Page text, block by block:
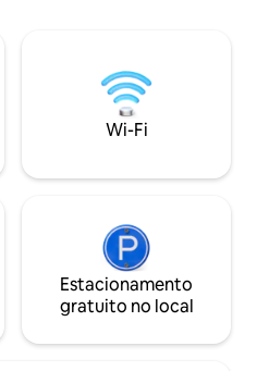
a pé ✦
me enviar
Toque
peculiares à
este é um ótimo
hóspedes
e se
Wi-Fi
Estacionamento
gratuito no local